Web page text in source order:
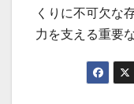
くりに不可欠な
力を支える重要